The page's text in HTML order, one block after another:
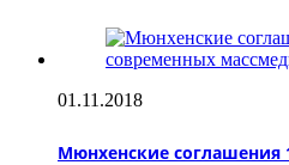
01.11.2018
Мюнхенские соглашения